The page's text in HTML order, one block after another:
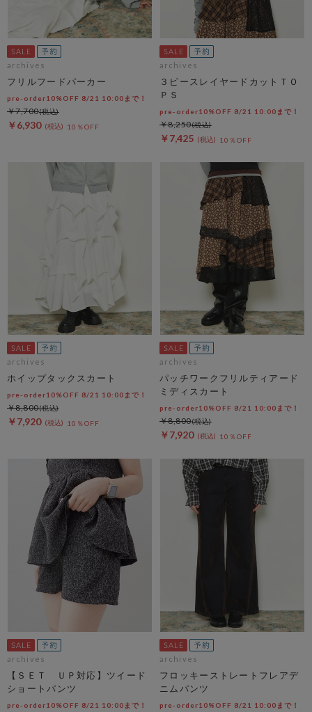
archives
フリルフードパーカー
pre-order10%OFF 8/21 10:00まで！
￥6,930 10％OFF
￥7,700
archives
３ピースレイヤードカットＴＯ
ＰＳ
pre-order10%OFF 8/21 10:00まで！
￥7,425 10％OFF
￥8,250
archives
ホイップタックスカート
pre-order10%OFF 8/21 10:00まで！
￥7,920 10％OFF
￥8,800
archives
パッチワークフリルティアード
ミディスカート
pre-order10%OFF 8/21 10:00まで！
￥7,920 10％OFF
￥8,800
archives
【ＳＥＴ ＵＰ対応】ツイード
ショートパンツ
pre-order10%OFF 8/21 10:00まで！
archives
フロッキーストレートフレアデ
ニムパンツ
pre-order10%OFF 8/21 10:00まで！